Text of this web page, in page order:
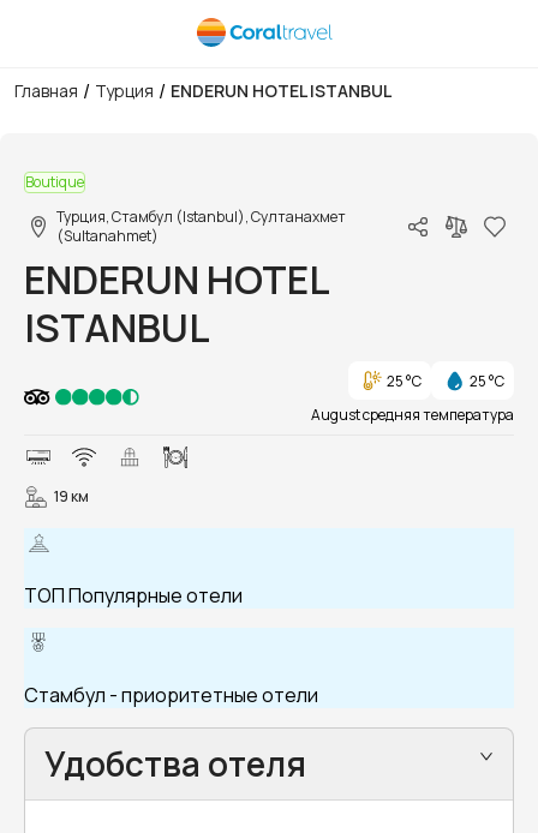
Главная / Турция / ENDERUN HOTEL ISTANBUL
Boutique
Турция, Стамбул (Istanbul), Султанахмет
(Sultanahmet)
ENDERUN HOTEL
ISTANBUL
25 °C
25 °C
August средняя температура
19 км
ТОП Популярные отели
Стамбул - приоритетные отели
Удобства отеля